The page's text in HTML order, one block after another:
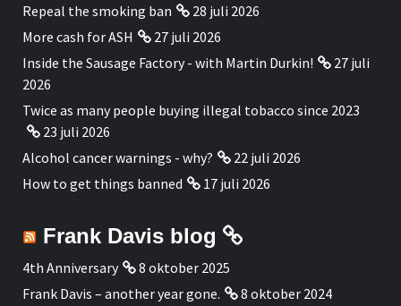
Repeal the smoking ban
28 juli 2026
More cash for ASH
27 juli 2026
Inside the Sausage Factory - with Martin Durkin!
27 juli
2026
Twice as many people buying illegal tobacco since 2023
23 juli 2026
Alcohol cancer warnings - why?
22 juli 2026
How to get things banned
17 juli 2026
Frank Davis blog
4th Anniversary
8 oktober 2025
Frank Davis – another year gone.
8 oktober 2024